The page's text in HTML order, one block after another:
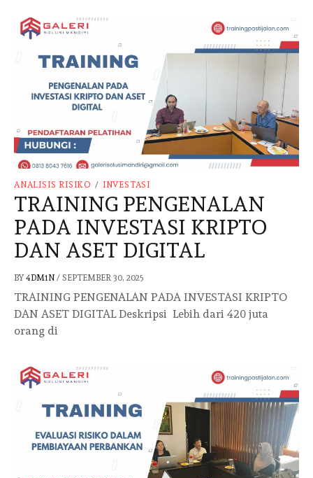
ANALISIS RISIKO / INVESTASI
TRAINING PENGENALAN
PADA INVESTASI KRIPTO
DAN ASET DIGITAL
BY 4DM1N / SEPTEMBER 30, 2025
TRAINING PENGENALAN PADA INVESTASI KRIPTO
DAN ASET DIGITAL Deskripsi Lebih dari 420 juta
orang di